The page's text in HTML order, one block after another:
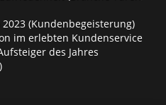
2023 (Kundenbegeisterung)
im erlebten Kundenservice
des Jahres